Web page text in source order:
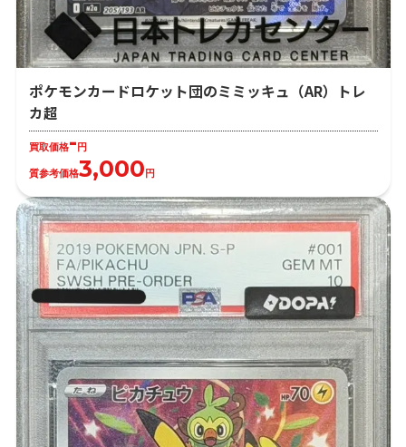
ポケモンカードロケット団のミミッキュ（AR）トレ
カ超
買取価格- 円
質参考価格3,000 円